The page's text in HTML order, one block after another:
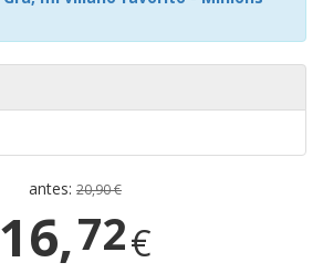
antes: 20,90 €
16,72€